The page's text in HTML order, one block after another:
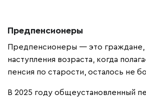
Предпенсионеры
Предпенсионеры — это
наступления возраста, когда
пенсия по старости, осталось не
В 2025 году общеустановленный